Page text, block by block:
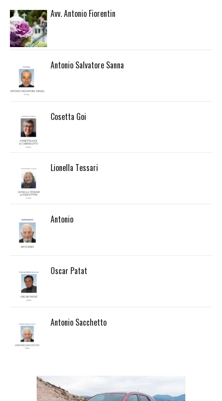
Avv. Antonio Fiorentin
Antonio Salvatore Sanna
Cosetta Goi
Lionella Tessari
Antonio
Oscar Patat
Antonio Sacchetto